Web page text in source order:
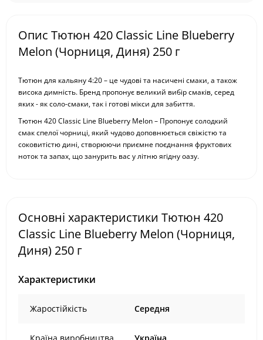
Опис Тютюн 420 Classic Line Blueberry
Melon (Чорниця, Диня) 250 г
Тютюн для кальяну 4:20 – це чудові та насичені смаки, а також
висока димність. Бренд пропонує великий вибір смаків, серед
яких - як соло-смаки, так і готові мікси для забиття.
Тютюн 420 Classic Line Blueberry Melon – Пропонує солодкий
смак спелої чорниці, який чудово доповнюється свіжістю та
соковитістю дині, створюючи приємне поєднання фруктових
ноток та запах, що занурить вас у літню ягідну оазу.
Основні характеристики Тютюн 420
Classic Line Blueberry Melon (Чорниця,
Диня) 250 г
Характеристики
Жаростійкість Середня